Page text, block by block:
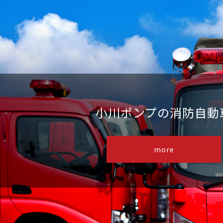
小川ポンプの消防自動
more